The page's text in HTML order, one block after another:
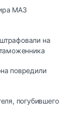
МАЗ
на
повредили
погубившего